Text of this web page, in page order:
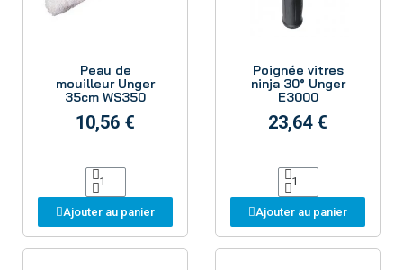
Peau de
mouilleur Unger
35cm WS350
10,56 €
Ajouter au panier
Poignée vitres
ninja 30° Unger
E3000
23,64 €
Ajouter au panier